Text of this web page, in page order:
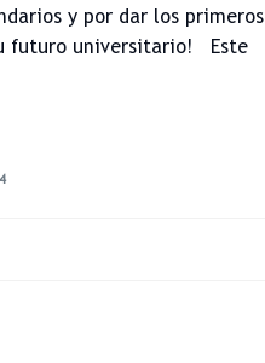
y por dar los primeros
futuro universitario! Este